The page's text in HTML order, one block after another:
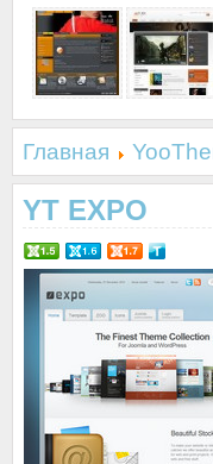
Главная
YT EXPO